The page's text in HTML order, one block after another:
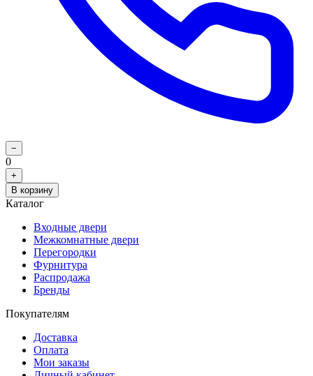
−
0
+
В корзину
Каталог
Входные двери
Межкомнатные двери
Перегородки
Фурнитура
Распродажа
Бренды
Покупателям
Доставка
Оплата
Мои заказы